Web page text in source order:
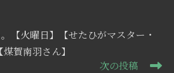
【火曜日】【せたひがマスター・
賀南羽さん】
次の投稿